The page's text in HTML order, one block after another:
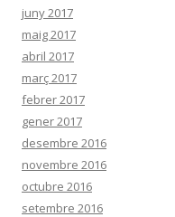
juny 2017
maig 2017
abril 2017
març 2017
febrer 2017
gener 2017
desembre 2016
novembre 2016
octubre 2016
setembre 2016